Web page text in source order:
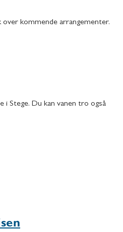
over kommende arrangementer.
Stege. Du kan vanen tro også